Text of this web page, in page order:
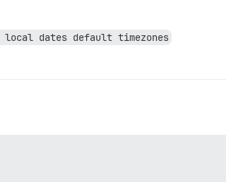
local dates default timezones